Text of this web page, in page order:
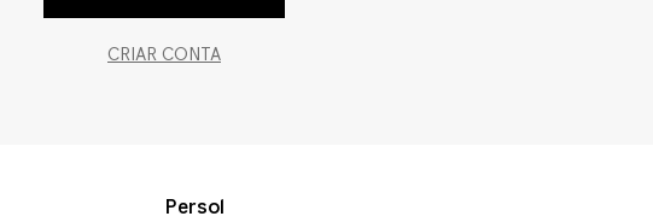
CRIAR CONTA
Persol